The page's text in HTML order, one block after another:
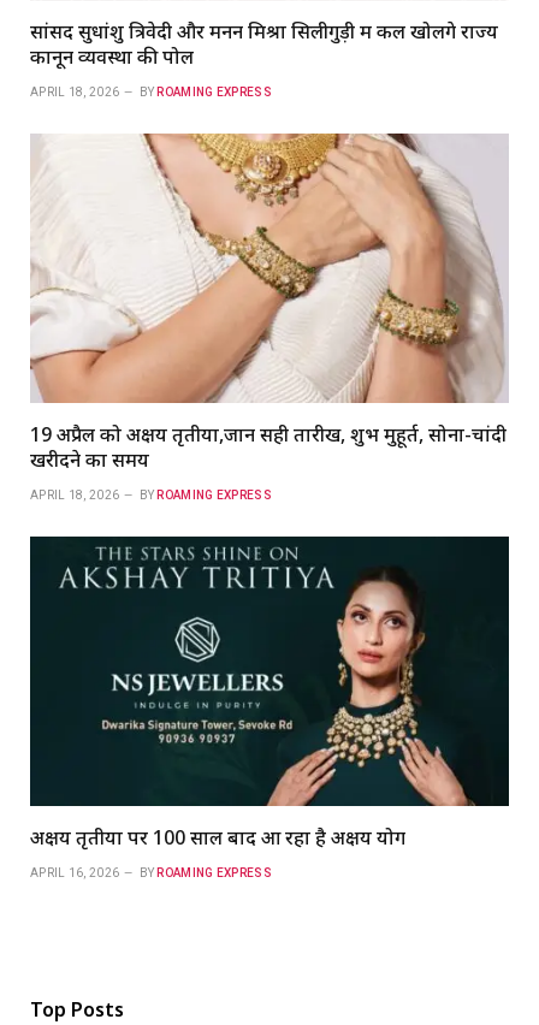
सांसद सुधांशु त्रिवेदी और मनन मिश्रा सिलीगुड़ी में कल खोलेंगे राज्य
कानून व्यवस्था की पोल
APRIL 18, 2026 BY ROAMING EXPRESS
19 अप्रैल को अक्षय तृतीया,जानें सही तारीख, शुभ मुहूर्त, सोना-चांदी
खरीदने का समय
APRIL 18, 2026 BY ROAMING EXPRESS
अक्षय तृतीया पर 100 साल बाद आ रहा है अक्षय योग
APRIL 16, 2026 BY ROAMING EXPRESS
Top Posts